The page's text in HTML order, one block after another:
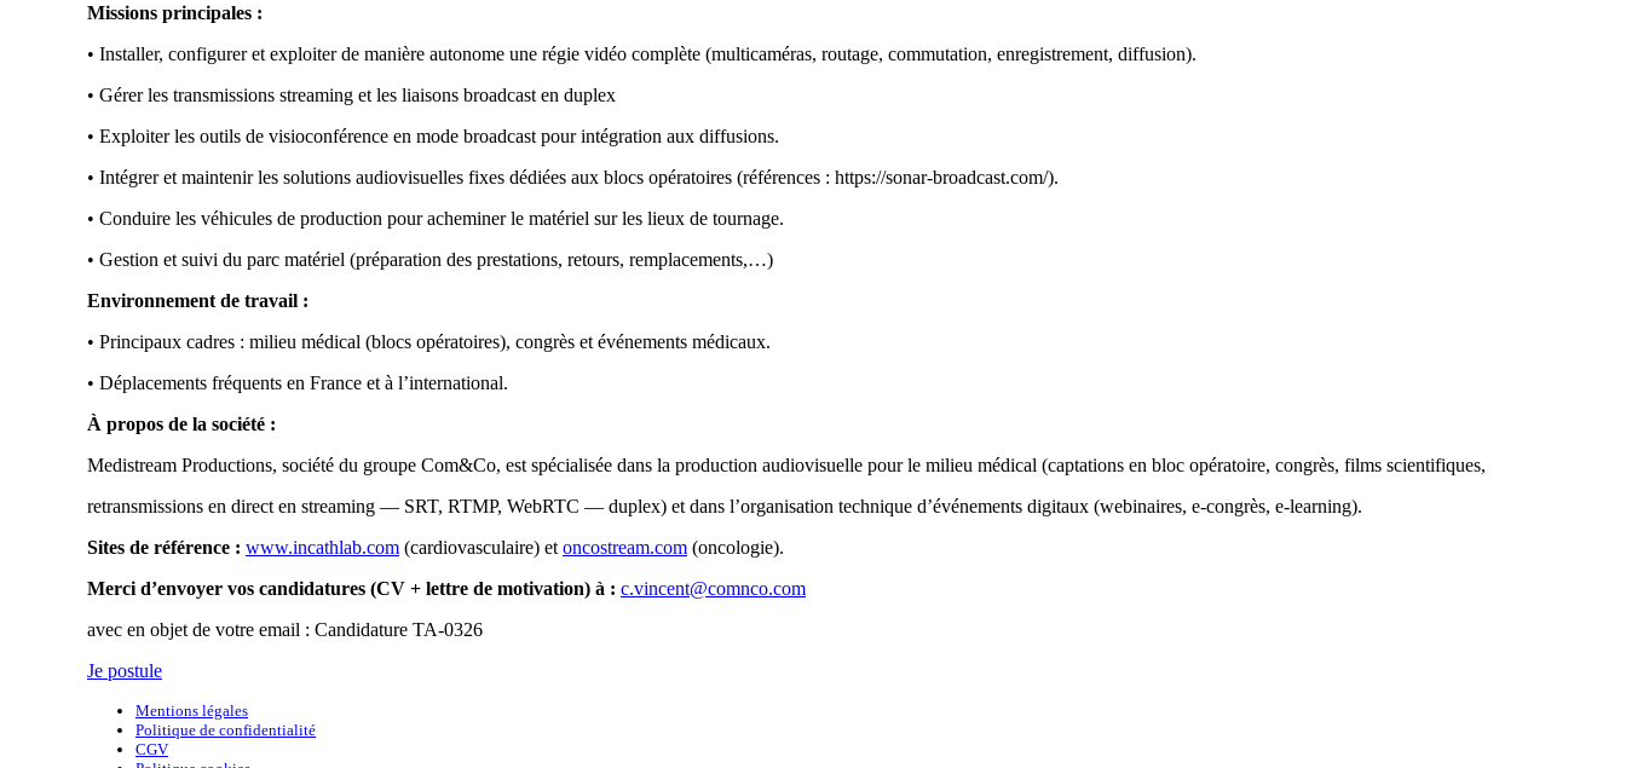
Missions principales :
• Installer, configurer et exploiter de manière autonome une régie vidéo complète (multicaméras, routage, commutation, enregistrement, diffusion).
• Gérer les transmissions streaming et les liaisons broadcast en duplex
• Exploiter les outils de visioconférence en mode broadcast pour intégration aux diffusions.
• Intégrer et maintenir les solutions audiovisuelles fixes dédiées aux blocs opératoires (références : https://sonar-broadcast.com/).
• Conduire les véhicules de production pour acheminer le matériel sur les lieux de tournage.
• Gestion et suivi du parc matériel (préparation des prestations, retours, remplacements,…)
Environnement de travail :
• Principaux cadres : milieu médical (blocs opératoires), congrès et événements médicaux.
• Déplacements fréquents en France et à l’international.
À propos de la société :
Medistream Productions, société du groupe Com&Co, est spécialisée dans la production audiovisuelle pour le milieu médical (captations en bloc opératoire, congrès, films scientifiques,
retransmissions en direct en streaming — SRT, RTMP, WebRTC — duplex) et dans l’organisation technique d’événements digitaux (webinaires, e-congrès, e-learning).
Sites de référence : www.incathlab.com (cardiovasculaire) et oncostream.com (oncologie).
Merci d’envoyer vos candidatures (CV + lettre de motivation) à : c.vincent@comnco.com
avec en objet de votre email : Candidature TA-0326
Je postule
Mentions légales
Politique de confidentialité
CGV